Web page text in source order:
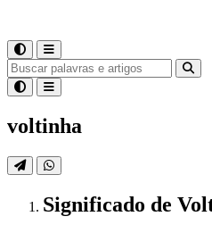
voltinha
Significado de